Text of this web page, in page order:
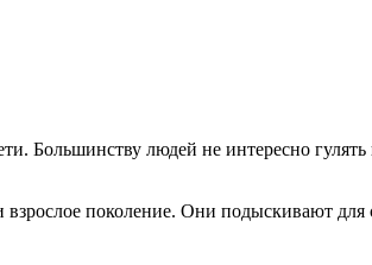
Большинству людей не интересно
поколение. Они подыскивают для